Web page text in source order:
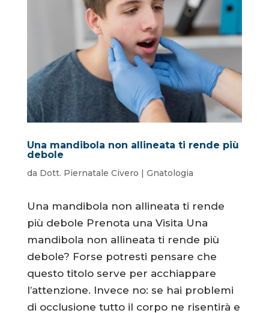
Una mandibola non allineata ti rende più
debole
da Dott. Piernatale Civero | Gnatologia
Una mandibola non allineata ti rende
più debole Prenota una Visita Una
mandibola non allineata ti rende più
debole? Forse potresti pensare che
questo titolo serve per acchiappare
l’attenzione. Invece no: se hai problemi
di occlusione tutto il corpo ne risentirà e